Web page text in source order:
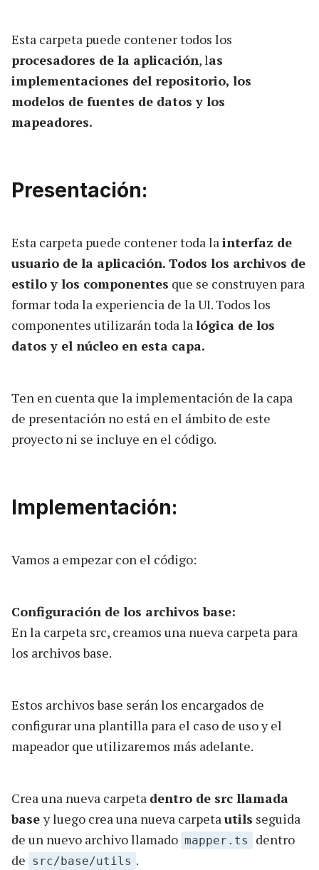
Esta carpeta puede contener todos los
procesadores de la aplicación, las
implementaciones del repositorio, los
modelos de fuentes de datos y los
mapeadores.
Presentación:
Esta carpeta puede contener toda lainterfaz de
usuario de la aplicación. Todos los archivos de
estilo y los componentes que se construyen para
formar toda la experiencia de la UI. Todos los
componentes utilizarán toda lalógica de los
datos y el núcleo en esta capa.
Ten en cuenta que la implementación de la capa
de presentación no está en el ámbito de este
proyecto ni se incluye en el código.
Implementación:
Vamos a empezar con el código:
Configuración de los archivos base:
En la carpeta src, creamos una nueva carpeta para
los archivos base.
Estos archivos base serán los encargados de
configurar una plantilla para el caso de uso y el
mapeador que utilizaremos más adelante.
Crea una nueva carpeta dentro de src llamada
base y luego crea una nueva carpetautils seguida
de un nuevo archivo llamado mapper.ts
dentro
de src/base/utils .